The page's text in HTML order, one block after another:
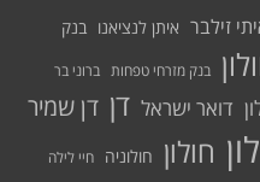
זילבר איתן לנציאנו בנק
בנק מזרחי טפחות ברוני בר
דואר ישראל דן דן שמיר
חולון חולוניה חיי לילה